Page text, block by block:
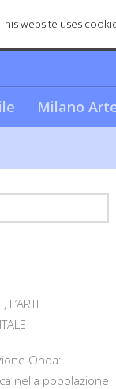
Cosa rende
Milano
L’ARTE E
Onda:
nella popolazione
This website uses